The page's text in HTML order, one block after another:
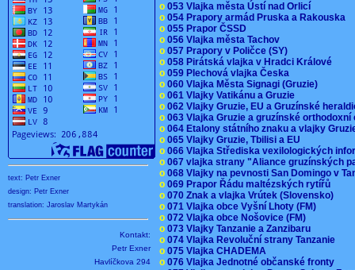
text: Petr Exner
design: Petr Exner
translation: Jaroslav Martykán
Kontakt:
Petr Exner
Havlíčkova 294
o 053 Vlajka města Ústí nad Orlicí
o 054 Prapory armád Pruska a Rakouska
o 055 Prapor ČSSD
o 056 Vlajka města Tachov
o 057 Prapory v Poličce (SY)
o 058 Pirátská vlajka v Hradci Králové
o 059 Plechová vlajka Česka
o 060 Vlajka Města Signagi (Gruzie)
o 061 Vlajky Vatikánu a Gruzie
o 062 Vlajky Gruzie, EU a Gruzínské
o 063 Vlajka Gruzie a gruzínské
o 064 Etalony státního znaku a vlajky
o 065 Vlajky Gruzie, Tbilisi a EU
o 066 Vlajka Střediska vexilologických
o 067 vlajka strany "Aliance gruzínských
o 068 Vlajky na pevnosti San Domingo v
o 069 Prapor Řádu maltézských rytířů
o 070 Znak a vlajka Vrútek (Slovensko)
o 071 Vlajka obce Vyšní Lhoty (FM)
o 072 Vlajka obce Nošovice (FM)
o 073 Vlajky Tanzanie a Zanzibaru
o 074 Vlajka Revoluční strany Tanzanie
o 075 Vlajka CHADEMA
o 076 Vlajka Jednotné občanské fronty